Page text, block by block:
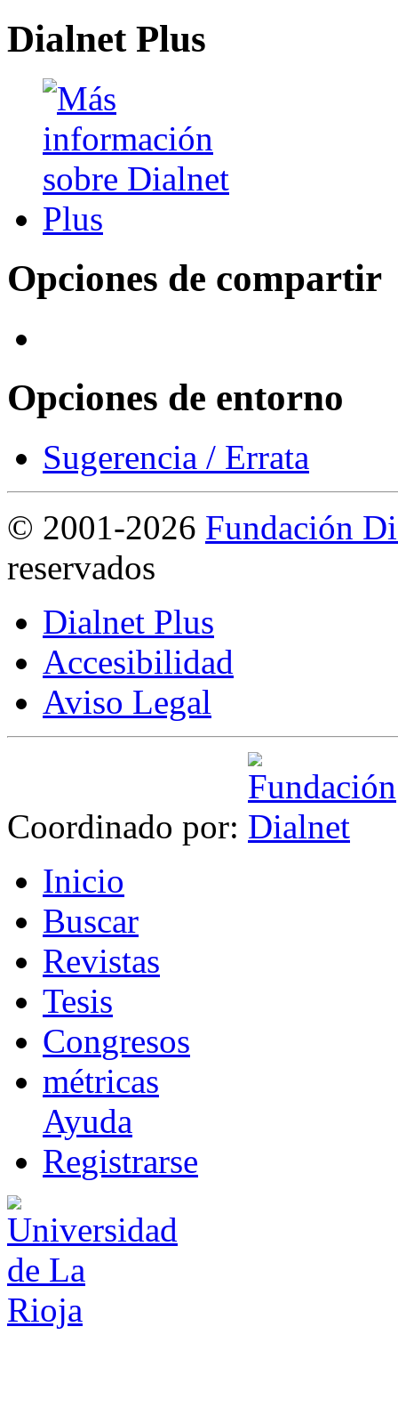
Dialnet Plus
Opciones de compartir
Opciones de entorno
Sugerencia / Errata
© 2001-2026 Fundación
reservados
Dialnet Plus
Accesibilidad
Aviso Legal
Coordinado por:
Inicio
Buscar
Revistas
Tesis
Congresos
métricas
Ayuda
Registrarse